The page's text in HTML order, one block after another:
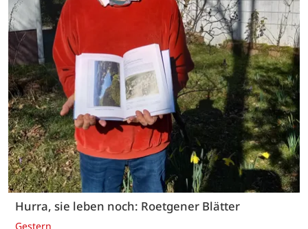
Hurra, sie leben noch: Roetgener Blätter
Gestern